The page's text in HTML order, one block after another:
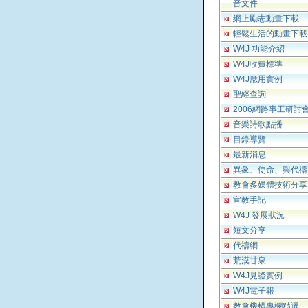
音文件
網上勵志動畫下載
輕鬆生活的動畫下載
W4J 功能介紹
W4J收費標準
W4J應用實例
聖經查詢
2006網路事工研討
音樂詩歌點播
目錄導覽
最新消息
異象、使命、與代禱
教會多媒體技術分享
宣教手記
W4J 發展狀況
短文分享
代禱網
荒漠甘泉
W4J見證實例
W4J電子報
教會機構專欄精選